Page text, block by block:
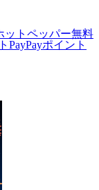
ットペッパー無料
PayPayポイント